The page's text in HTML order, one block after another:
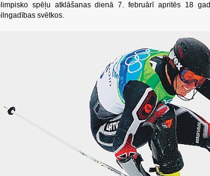
spēļu atklāšanas dienā 7. februārī apritēs 18
svētkos.